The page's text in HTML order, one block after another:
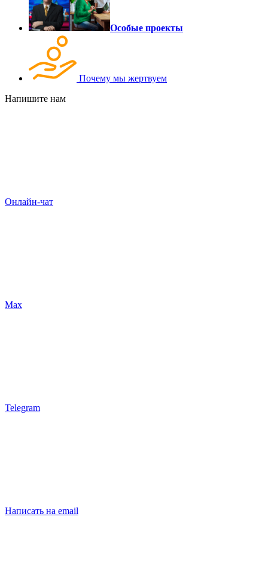
Особые проекты
Почему мы жертвуем
Напишите нам
Онлайн-чат
Max
Telegram
Написать на email